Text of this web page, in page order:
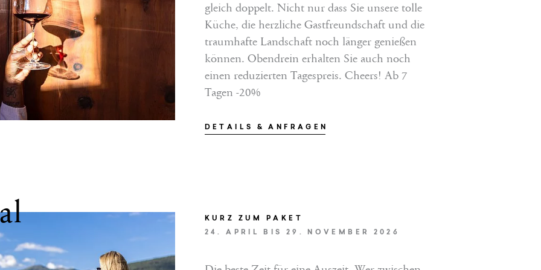
gleich doppelt. Nicht nur dass Sie unsere tolle
Küche, die herzliche Gastfreundschaft und die
traumhafte Landschaft noch länger genießen
können. Obendrein erhalten Sie auch noch
einen reduzierten Tagespreis. Cheers! Ab 7
Tagen -20%
DETAILS & ANFRAGEN
EINFACH ANFRAGEN
KURZ ZUM PAKET
24. APRIL BIS 29. NOVEMBER 2026